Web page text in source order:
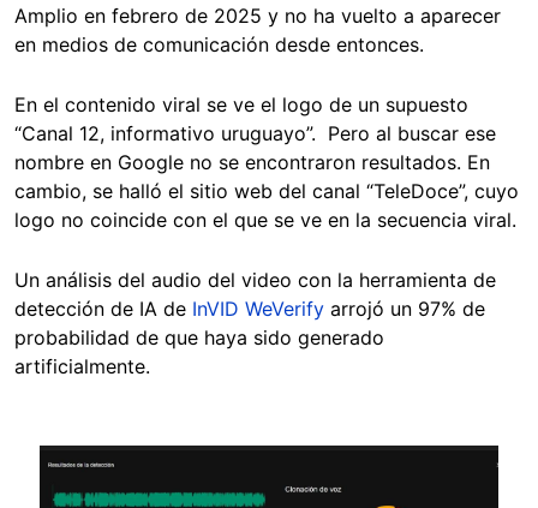
Amplio en febrero de 2025 y no ha vuelto a aparecer
en medios de comunicación desde entonces.
En el contenido viral se ve el logo de un supuesto
“Canal 12, informativo uruguayo”. Pero al buscar ese
nombre en Google no se encontraron resultados. En
cambio, se halló el sitio web del canal “TeleDoce”, cuyo
logo no coincide con el que se ve en la secuencia viral.
Un análisis del audio del video con la herramienta de
detección de IA de InVID WeVerify arrojó un 97% de
probabilidad de que haya sido generado
artificialmente.
Image